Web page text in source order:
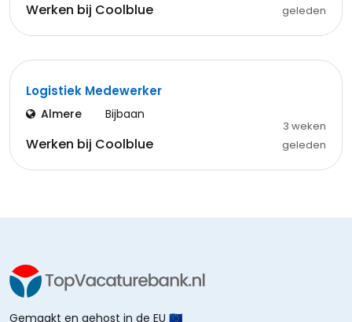
Werken bij Coolblue
geleden
Logistiek Medewerker
Almere Bijbaan
Werken bij Coolblue
3 weken
geleden
Gemaakt en gehost in de EU 🇪🇺